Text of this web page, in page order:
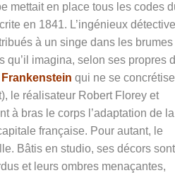
mettait en place tous les codes
en 1841. L’ingénieux détective
à un singe dans les brumes
qu’il imagina, selon ses propres
Frankenstein qui ne se
le réalisateur Robert Florey et
à bras le corps l’adaptation de la
française. Pour autant, le
Bâtis en studio, ses décors sont
et leurs ombres menaçantes,